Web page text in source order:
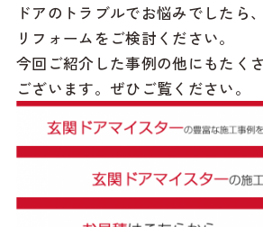
ドアのトラブルでお悩みでしたら
リフォームをご検討ください。
今回ご紹介した事例の他にもたく
ございます。ぜひご覧ください。